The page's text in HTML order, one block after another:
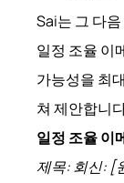
Sai는 그 다
일정 조율 이
가능성을 최
쳐 제안합니
일정 조율 이
제목: 회신: [